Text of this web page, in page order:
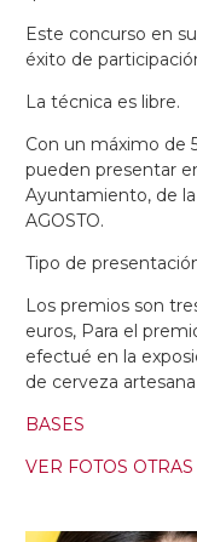
Este concurso en
éxito de
La técnica es libre.
Con un máximo de
pueden presentar
Ayuntamiento, de
AGOSTO.
Tipo de
Los premios son
euros, Para el
efectué en la
de cerveza
BASES
VER FOTOS